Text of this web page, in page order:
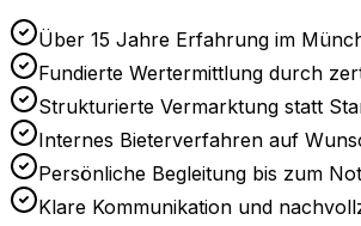
Über 15 Jahre Erfahrung im
Fundierte Wertermittlung durch
Strukturierte Vermarktung statt
Internes Bieterverfahren auf
Persönliche Begleitung bis zum
Klare Kommunikation und